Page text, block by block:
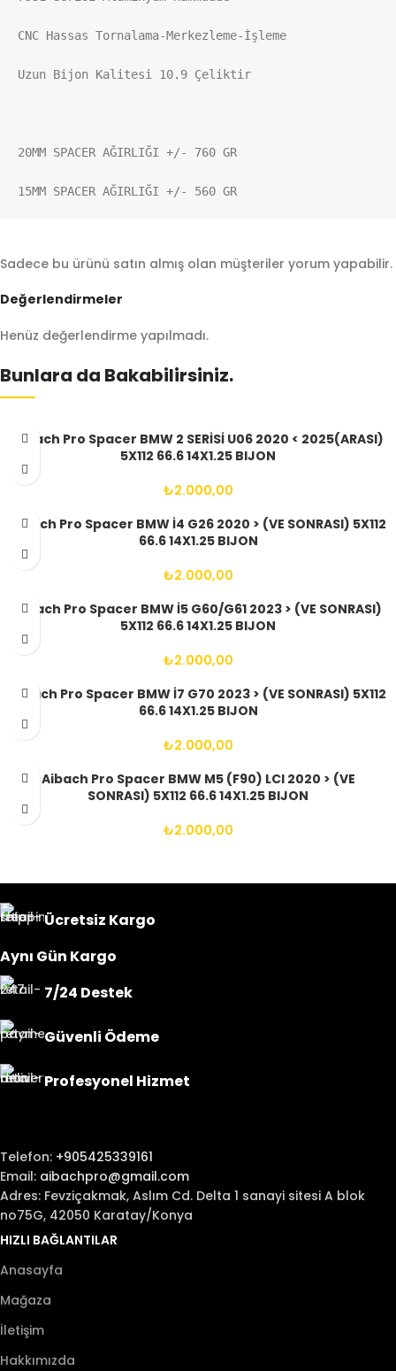
CNC Hassas Tornalama-Merkezleme-İşleme
Uzun Bijon Kalitesi 10.9 Çeliktir
20MM SPACER AĞIRLIĞI +/- 760 GR
15MM SPACER AĞIRLIĞI +/- 560 GR
Değerlendirmeler
Henüz değerlendirme yapılmadı.
Sadece bu ürünü satın almış olan müşteriler yorum yapabilir.
Bunlara da Bakabilirsiniz.
Aibach Pro Spacer BMW 2 SERİSİ U06 2020 < 2025(ARASI)
5X112 66.6 14X1.25 BIJON
₺2.000,00
Aibach Pro Spacer BMW İ4 G26 2020 > (VE SONRASI) 5X112
66.6 14X1.25 BIJON
₺2.000,00
Aibach Pro Spacer BMW İ5 G60/G61 2023 > (VE SONRASI)
5X112 66.6 14X1.25 BIJON
₺2.000,00
Aibach Pro Spacer BMW İ7 G70 2023 > (VE SONRASI) 5X112
66.6 14X1.25 BIJON
₺2.000,00
Aibach Pro Spacer BMW M5 (F90) LCI 2020 > (VE
SONRASI) 5X112 66.6 14X1.25 BIJON
₺2.000,00
Ücretsiz Kargo
Aynı Gün Kargo
7/24 Destek
Güvenli Ödeme
Profesyonel Hizmet
Telefon: +905425339161
Email: aibachpro@gmail.com
Adres: Fevziçakmak, Aslım Cd. Delta 1 sanayi sitesi A blok
no75G, 42050 Karatay/Konya
HIZLI BAĞLANTILAR
Anasayfa
Mağaza
İletişim
Hakkımızda